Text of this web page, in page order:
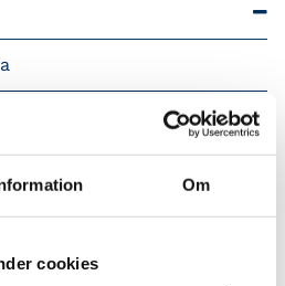
Om
cookies
– Snacka lön